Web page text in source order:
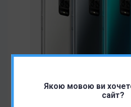
Якою мовою ви
сайт?